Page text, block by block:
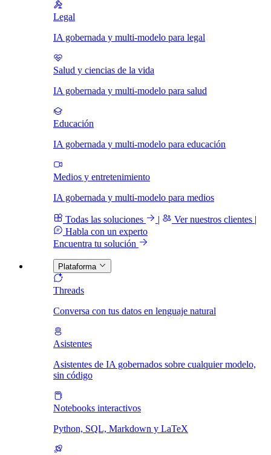
Legal
IA gobernada y multi-modelo para legal
Salud y ciencias de la vida
IA gobernada y multi-modelo para salud
Educación
IA gobernada y multi-modelo para educación
Medios y entretenimiento
IA gobernada y multi-modelo para medios
Todas las soluciones | Ver nuestros clientes |
Habla con un experto
Encuentra tu solución
Plataforma
Threads
Conversa con tus datos en lenguaje natural
Asistentes
Asistentes de IA gobernados sobre cualquier modelo,
sin código
Notebooks interactivos
Python, SQL, Markdown y LaTeX